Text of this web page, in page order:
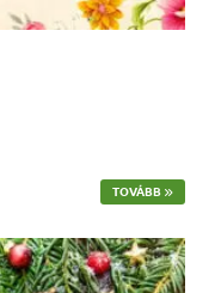
TOVÁBB